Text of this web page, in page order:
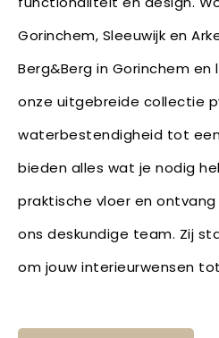
Gorinchem, Sleeuwijk en
Berg&Berg in Gorinchem
onze uitgebreide collectie
waterbestendigheid tot
bieden alles wat je nodig
praktische vloer en
ons deskundige team. Zij
om jouw interieurwensen